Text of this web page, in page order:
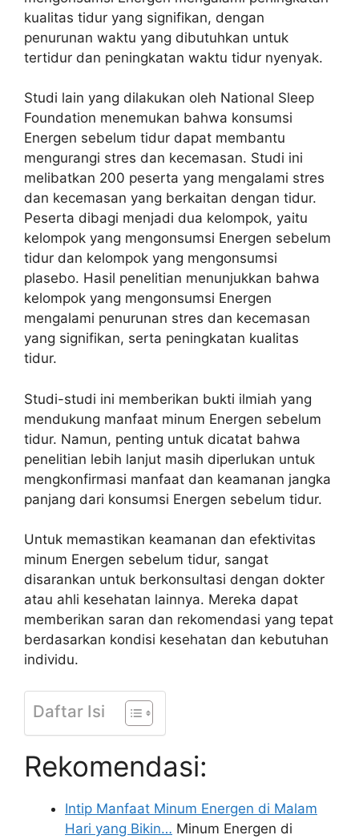
kualitas tidur yang signifikan, dengan
penurunan waktu yang dibutuhkan untuk
tertidur dan peningkatan waktu tidur nyenyak.
Studi lain yang dilakukan oleh National Sleep
Foundation menemukan bahwa konsumsi
Energen sebelum tidur dapat membantu
mengurangi stres dan kecemasan. Studi ini
melibatkan 200 peserta yang mengalami stres
dan kecemasan yang berkaitan dengan tidur.
Peserta dibagi menjadi dua kelompok, yaitu
kelompok yang mengonsumsi Energen sebelum
tidur dan kelompok yang mengonsumsi
plasebo. Hasil penelitian menunjukkan bahwa
kelompok yang mengonsumsi Energen
mengalami penurunan stres dan kecemasan
yang signifikan, serta peningkatan kualitas
tidur.
Studi-studi ini memberikan bukti ilmiah yang
mendukung manfaat minum Energen sebelum
tidur. Namun, penting untuk dicatat bahwa
penelitian lebih lanjut masih diperlukan untuk
mengkonfirmasi manfaat dan keamanan jangka
panjang dari konsumsi Energen sebelum tidur.
Untuk memastikan keamanan dan efektivitas
minum Energen sebelum tidur, sangat
disarankan untuk berkonsultasi dengan dokter
atau ahli kesehatan lainnya. Mereka dapat
memberikan saran dan rekomendasi yang tepat
berdasarkan kondisi kesehatan dan kebutuhan
individu.
Daftar Isi
Rekomendasi:
Intip Manfaat Minum Energen di Malam
Hari yang Bikin… Minum Energen di